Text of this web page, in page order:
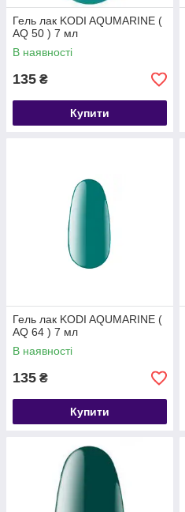
Гель лак KODI AQUMARINE (
AQ 50 ) 7 мл
В наявності
135 ₴
Купити
Гель лак KODI AQUMARINE (
AQ 64 ) 7 мл
В наявності
135 ₴
Купити